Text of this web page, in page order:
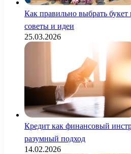
Как правильно выбрать
советы и идеи
25.03.2026
Кредит как финансовый
разумный подход
14.02.2026